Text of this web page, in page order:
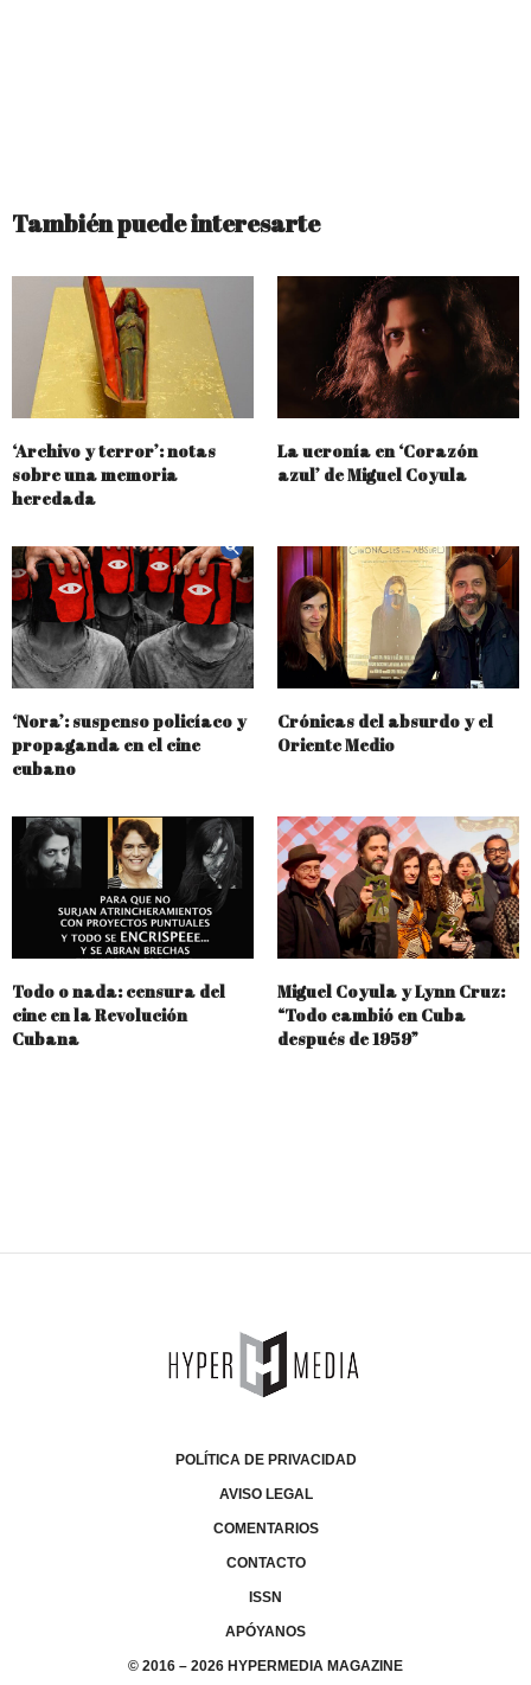
También puede interesarte
‘Archivo y terror’: notas
sobre una memoria
heredada
La ucronía en ‘Corazón
azul’ de Miguel Coyula
‘Nora’: suspenso policíaco y
propaganda en el cine
cubano
Crónicas del absurdo y el
Oriente Medio
Todo o nada: censura del
cine en la Revolución
Cubana
Miguel Coyula y Lynn Cruz:
“Todo cambió en Cuba
después de 1959”
POLÍTICA DE PRIVACIDAD
AVISO LEGAL
COMENTARIOS
CONTACTO
ISSN
APÓYANOS
© 2016 – 2026 HYPERMEDIA MAGAZINE